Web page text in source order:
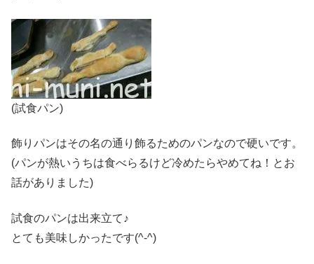
(試食パン)
飾りパンはその名の通り飾るためのパンなので硬いです。
(パンが熱いうちは食べらるけど冷めたらやめてね！とお
話がありました)
試食のパンは出来立て♪
とても美味しかったです(^-^)